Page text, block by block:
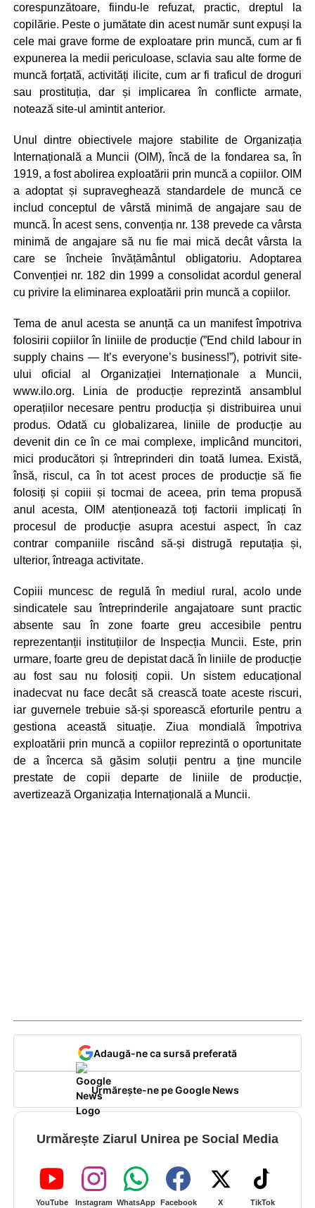
corespunzătoare, fiindu-le refuzat, practic, dreptul la
copilărie. Peste o jumătate din acest număr sunt expuși la
cele mai grave forme de exploatare prin muncă, cum ar fi
expunerea la medii periculoase, sclavia sau alte forme de
muncă forțată, activități ilicite, cum ar fi traficul de droguri
sau prostituția, dar și implicarea în conflicte armate,
notează site-ul amintit anterior.
Unul dintre obiectivele majore stabilite de Organizația
Internațională a Muncii (OIM), încă de la fondarea sa, în
1919, a fost abolirea exploatării prin muncă a copiilor. OIM
a adoptat și supraveghează standardele de muncă ce
includ conceptul de vârstă minimă de angajare sau de
muncă. În acest sens, convenția nr. 138 prevede ca vârsta
minimă de angajare să nu fie mai mică decât vârsta la
care se încheie învățământul obligatoriu. Adoptarea
Convenției nr. 182 din 1999 a consolidat acordul general
cu privire la eliminarea exploatării prin muncă a copiilor.
Tema de anul acesta se anunță ca un manifest împotriva
folosirii copiilor în liniile de producție (”End child labour in
supply chains — It’s everyone’s business!”), potrivit site-
ului oficial al Organizației Internaționale a Muncii,
www.ilo.org. Linia de producție reprezintă ansamblul
operațiilor necesare pentru producția și distribuirea unui
produs. Odată cu globalizarea, liniile de producție au
devenit din ce în ce mai complexe, implicând muncitori,
mici producători și întreprinderi din toată lumea. Există,
însă, riscul, ca în tot acest proces de producție să fie
folosiți și copiii și tocmai de aceea, prin tema propusă
anul acesta, OIM atenționează toți factorii implicați în
procesul de producție asupra acestui aspect, în caz
contrar companiile riscând să-și distrugă reputația și,
ulterior, întreaga activitate.
Copiii muncesc de regulă în mediul rural, acolo unde
sindicatele sau întreprinderile angajatoare sunt practic
absente sau în zone foarte greu accesibile pentru
reprezentanții instituțiilor de Inspecția Muncii. Este, prin
urmare, foarte greu de depistat dacă în liniile de producție
au fost sau nu folosiți copii. Un sistem educațional
inadecvat nu face decât să crească toate aceste riscuri,
iar guvernele trebuie să-și sporească eforturile pentru a
gestiona această situație. Ziua mondială împotriva
exploatării prin muncă a copiilor reprezintă o oportunitate
de a încerca să găsim soluții pentru a ține muncile
prestate de copii departe de liniile de producție,
avertizează Organizația Internațională a Muncii.
Adaugă-ne ca sursă preferată
Urmărește-ne pe Google News
Urmărește Ziarul Unirea pe Social Media
YouTube Instagram WhatsApp Facebook X TikTok